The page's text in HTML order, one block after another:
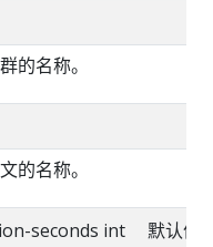
的名称。
的名称。
seconds int 默认值